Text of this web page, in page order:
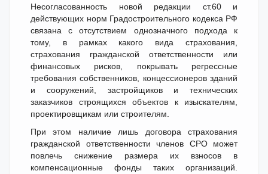
Несогласованность новой редакции ст.60 и
действующих норм Градостроительного кодекса РФ
связана с отсутствием однозначного подхода к
тому, в рамках какого вида страхования,
страхования гражданской ответственности или
финансовых рисков, покрывать регрессные
требования собственников, концессионеров зданий
и сооружений, застройщиков и технических
заказчиков строящихся объектов к изыскателям,
проектировщикам или строителям.
При этом наличие лишь договора страхования
гражданской ответственности членов СРО может
повлечь снижение размера их взносов в
компенсационные фонды таких организаций.